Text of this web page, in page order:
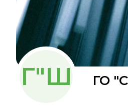
Г"Ш ГО